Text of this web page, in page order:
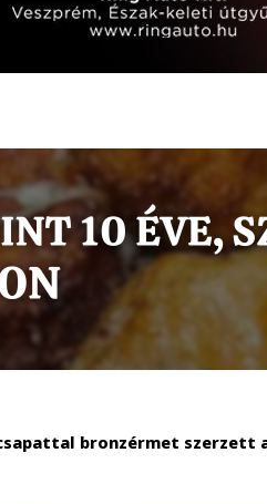
bronzérmet szerzett